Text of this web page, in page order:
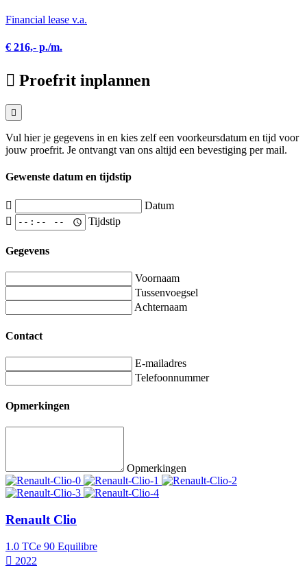
Financial lease v.a.
€ 216,- p./m.
Proefrit inplannen
Vul hier je gegevens in en kies zelf een voorkeursdatum en tijd voor
jouw proefrit. Je ontvangt van ons altijd een bevestiging per mail.
Gewenste datum en tijdstip
Datum
Tijdstip
Gegevens
Voornaam
Tussenvoegsel
Achternaam
Contact
E-mailadres
Telefoonnummer
Opmerkingen
Opmerkingen
Renault Clio
1.0 TCe 90 Equilibre
2022